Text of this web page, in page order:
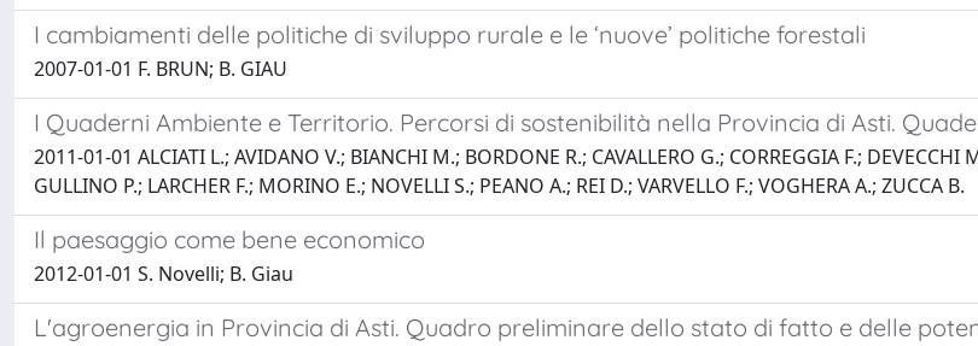
I cambiamenti delle politiche di sviluppo rurale e le ‘nuove’ politiche forestali
2007-01-01 F. BRUN; B. GIAU
I Quaderni Ambiente e Territorio. Percorsi di sostenibilità nella Provincia di Asti.
2011-01-01 ALCIATI L.; AVIDANO V.; BIANCHI M.; BORDONE R.; CAVALLERO G.; CORREGGIA F.; DEVECCHI
GULLINO P.; LARCHER F.; MORINO E.; NOVELLI S.; PEANO A.; REI D.; VARVELLO F.; VOGHERA A.; ZUCCA B.
Il paesaggio come bene economico
2012-01-01 S. Novelli; B. Giau
L'agroenergia in Provincia di Asti. Quadro preliminare dello stato di fatto e delle